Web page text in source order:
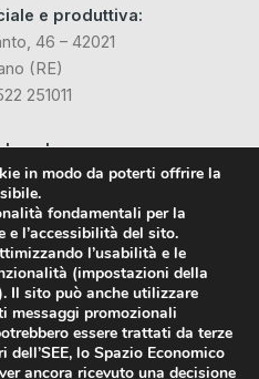
e produttiva:
46 – 42021
(RE)
251011
Legale:
dell’Isola, 3
d’Isola (BG)
in modo da poterti offrire la
fondamentali per la
e l’accessibilità del sito.
l’usabilità e le
(impostazioni della
Il sito può anche utilizzare
messaggi promozionali
essere trattati da terze
lo Spazio Economico
ancora ricevuto una decisione